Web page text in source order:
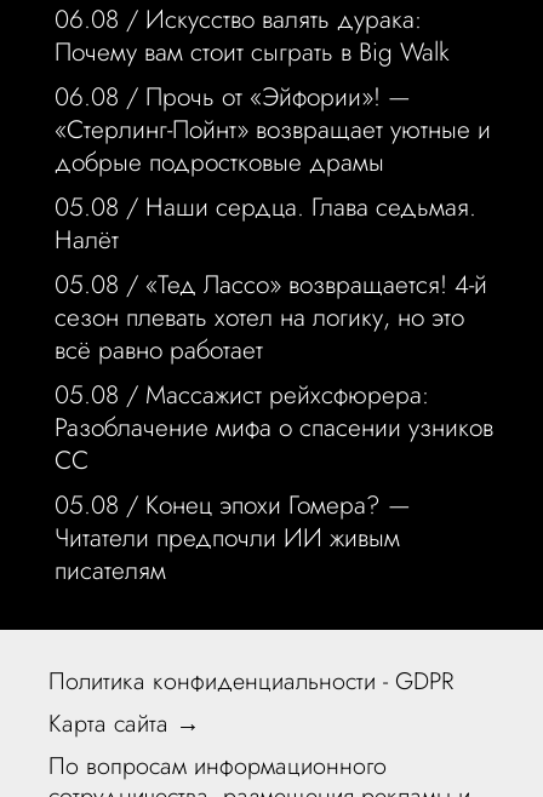
06.08 / Искусство валять дурака:
Почему вам стоит сыграть в Big Walk
06.08 / Прочь от «Эйфории»! —
«Стерлинг-Пойнт» возвращает уютные и
добрые подростковые драмы
05.08 / Наши сердца. Глава седьмая.
Налёт
05.08 / «Тед Лассо» возвращается! 4-й
сезон плевать хотел на логику, но это
всё равно работает
05.08 / Массажист рейхсфюрера:
Разоблачение мифа о спасении узников
СС
05.08 / Конец эпохи Гомера? —
Читатели предпочли ИИ живым
писателям
Политика конфиденциальности - GDPR
Карта сайта →
По вопросам информационного